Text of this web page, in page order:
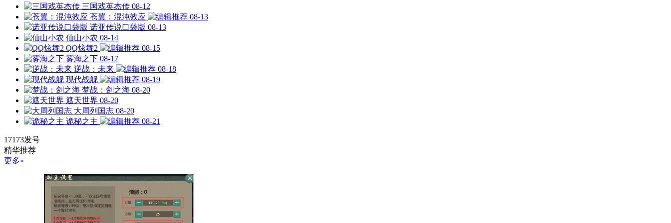
三国戏英杰传 08-12
苍翼：混沌效应
08-13
诺亚传说口袋版 08-13
仙山小农 08-14
QQ炫舞2
08-15
雾海之下 08-17
逆战：未来
08-18
现代战舰
08-19
梦战：剑之海 08-20
遮天世界 08-20
大周列国志 08-20
诡秘之主
08-21
17173发号
精华推荐
更多»